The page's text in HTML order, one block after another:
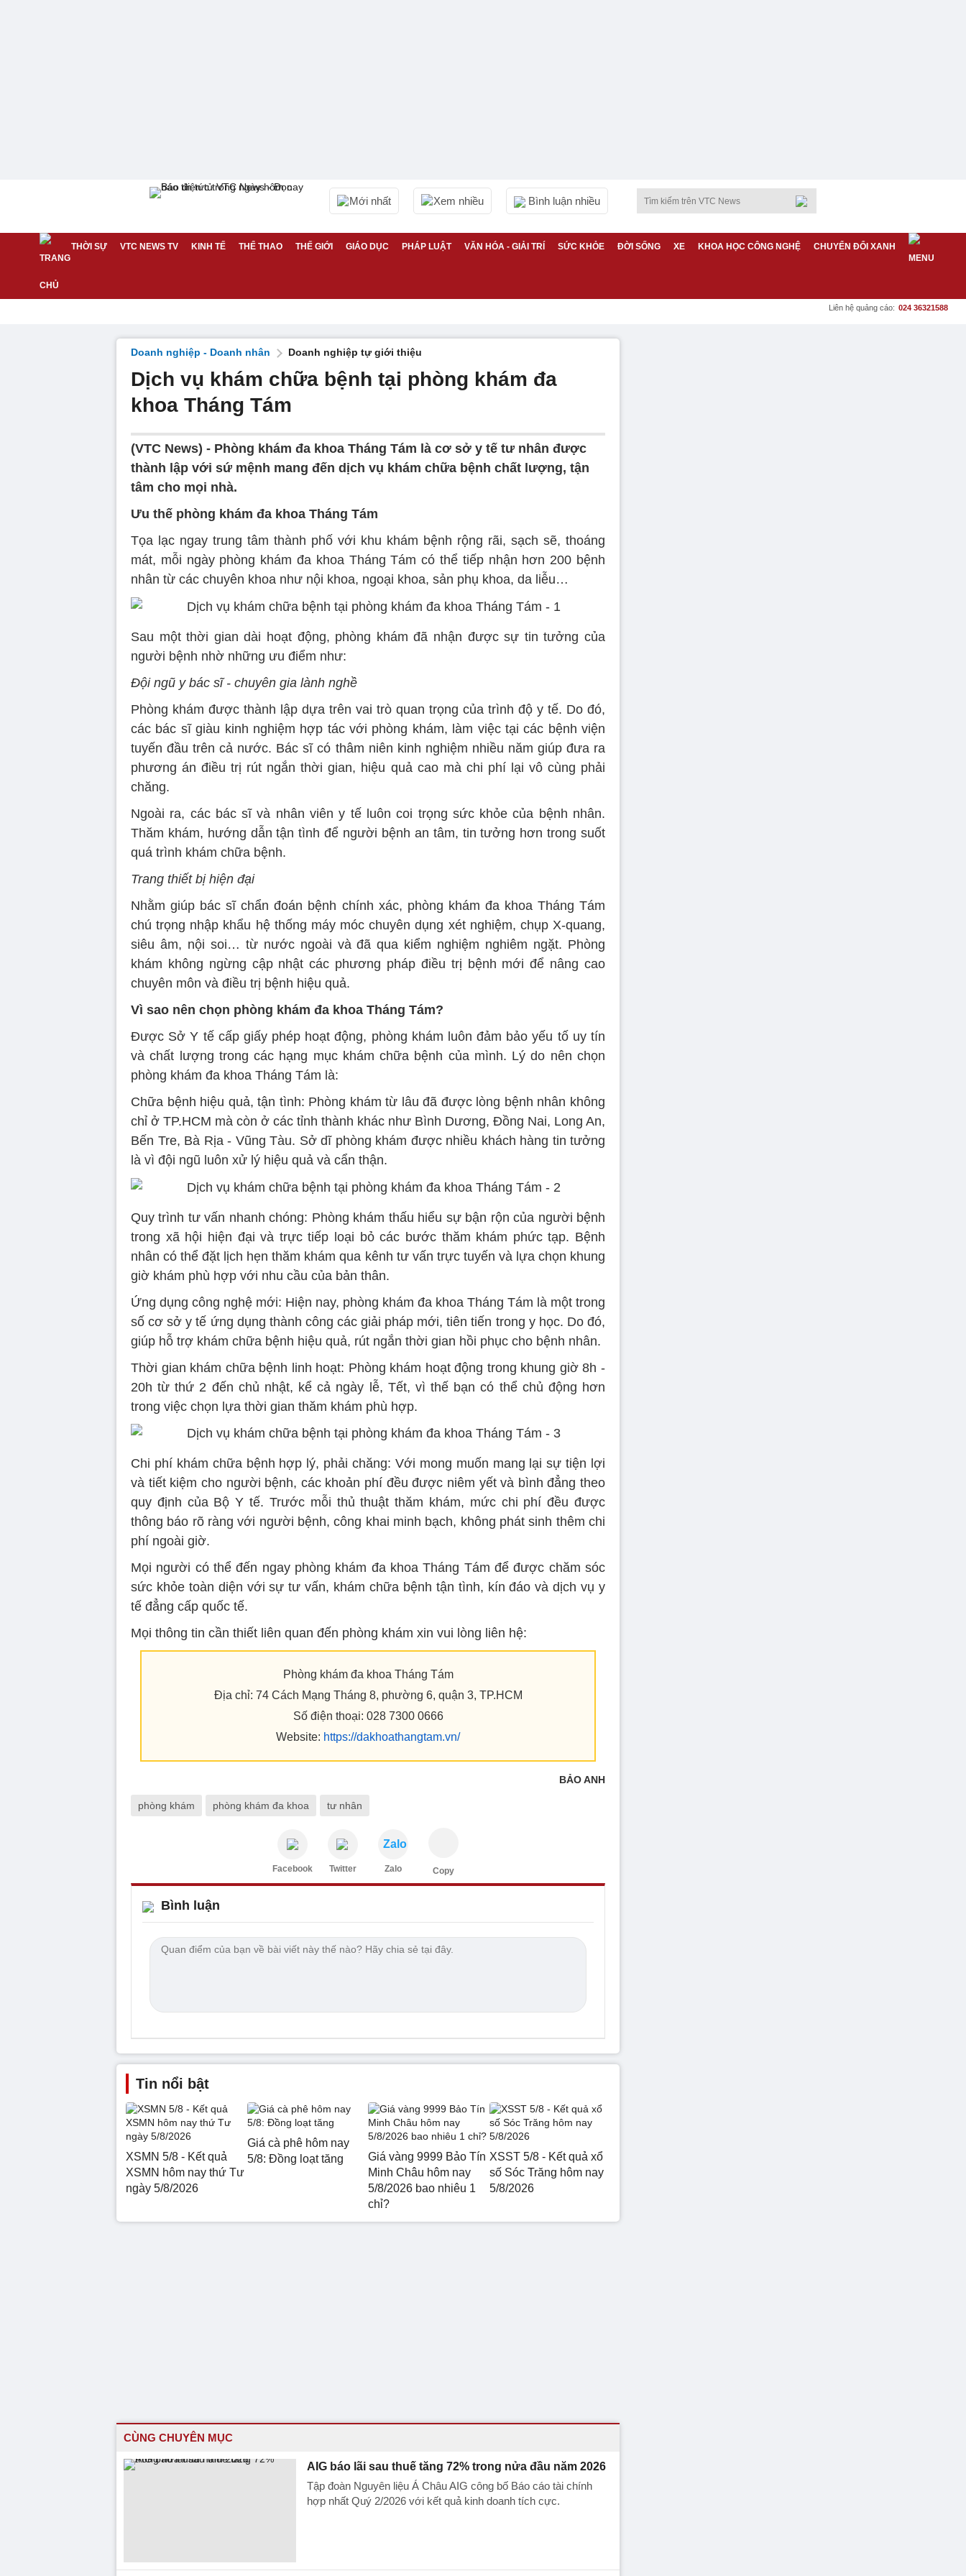
Mới nhất Xem nhiều Bình luận nhiều
THỜI SỰ VTC NEWS TV KINH TẾ THỂ THAO THẾ GIỚI GIÁO DỤC PHÁP LUẬT VĂN HÓA - GIẢI TRÍ SỨC KHỎE ĐỜI SỐNG XE KHOA HỌC CÔNG NGHỆ CHUYỂN ĐỔI XANH
Liên hệ quảng cáo: 024 36321588
Doanh nghiệp - Doanh nhân Doanh nghiệp tự giới thiệu
Dịch vụ khám chữa bệnh tại phòng khám đa
khoa Tháng Tám
(VTC News) - Phòng khám đa khoa Tháng Tám là cơ sở y tế tư nhân được
thành lập với sứ mệnh mang đến dịch vụ khám chữa bệnh chất lượng, tận
tâm cho mọi nhà.
Ưu thế phòng khám đa khoa Tháng Tám
Tọa lạc ngay trung tâm thành phố với khu khám bệnh rộng rãi, sạch sẽ, thoáng
mát, mỗi ngày phòng khám đa khoa Tháng Tám có thể tiếp nhận hơn 200 bệnh
nhân từ các chuyên khoa như nội khoa, ngoại khoa, sản phụ khoa, da liễu…
Sau một thời gian dài hoạt động, phòng khám đã nhận được sự tin tưởng của
người bệnh nhờ những ưu điểm như:
Đội ngũ y bác sĩ - chuyên gia lành nghề
Phòng khám được thành lập dựa trên vai trò quan trọng của trình độ y tế. Do đó,
các bác sĩ giàu kinh nghiệm hợp tác với phòng khám, làm việc tại các bệnh viện
tuyến đầu trên cả nước. Bác sĩ có thâm niên kinh nghiệm nhiều năm giúp đưa ra
phương án điều trị rút ngắn thời gian, hiệu quả cao mà chi phí lại vô cùng phải
chăng.
Ngoài ra, các bác sĩ và nhân viên y tế luôn coi trọng sức khỏe của bệnh nhân.
Thăm khám, hướng dẫn tận tình để người bệnh an tâm, tin tưởng hơn trong suốt
quá trình khám chữa bệnh.
Trang thiết bị hiện đại
Nhằm giúp bác sĩ chẩn đoán bệnh chính xác, phòng khám đa khoa Tháng Tám
chú trọng nhập khẩu hệ thống máy móc chuyên dụng xét nghiệm, chụp X-quang,
siêu âm, nội soi… từ nước ngoài và đã qua kiểm nghiệm nghiêm ngặt. Phòng
khám không ngừng cập nhật các phương pháp điều trị bệnh mới để nâng cao
chuyên môn và điều trị bệnh hiệu quả.
Vì sao nên chọn phòng khám đa khoa Tháng Tám?
Được Sở Y tế cấp giấy phép hoạt động, phòng khám luôn đảm bảo yếu tố uy tín
và chất lượng trong các hạng mục khám chữa bệnh của mình. Lý do nên chọn
phòng khám đa khoa Tháng Tám là:
Chữa bệnh hiệu quả, tận tình: Phòng khám từ lâu đã được lòng bệnh nhân không
chỉ ở TP.HCM mà còn ở các tỉnh thành khác như Bình Dương, Đồng Nai, Long An,
Bến Tre, Bà Rịa - Vũng Tàu. Sở dĩ phòng khám được nhiều khách hàng tin tưởng
là vì đội ngũ luôn xử lý hiệu quả và cẩn thận.
Quy trình tư vấn nhanh chóng: Phòng khám thấu hiểu sự bận rộn của người bệnh
trong xã hội hiện đại và trực tiếp loại bỏ các bước thăm khám phức tạp. Bệnh
nhân có thể đặt lịch hẹn thăm khám qua kênh tư vấn trực tuyến và lựa chọn khung
giờ khám phù hợp với nhu cầu của bản thân.
Ứng dụng công nghệ mới: Hiện nay, phòng khám đa khoa Tháng Tám là một trong
số cơ sở y tế ứng dụng thành công các giải pháp mới, tiên tiến trong y học. Do đó,
giúp hỗ trợ khám chữa bệnh hiệu quả, rút ​​ngắn thời gian hồi phục cho bệnh nhân.
Thời gian khám chữa bệnh linh hoạt: Phòng khám hoạt động trong khung giờ 8h -
20h từ thứ 2 đến chủ nhật, kể cả ngày lễ, Tết, vì thế bạn có thể chủ động hơn
trong việc chọn lựa thời gian thăm khám phù hợp.
Chi phí khám chữa bệnh hợp lý, phải chăng: Với mong muốn mang lại sự tiện lợi
và tiết kiệm cho người bệnh, các khoản phí đều được niêm yết và bình đẳng theo
quy định của Bộ Y tế. Trước mỗi thủ thuật thăm khám, mức chi phí đều được
thông báo rõ ràng với người bệnh, công khai minh bạch, không phát sinh thêm chi
phí ngoài giờ.
Mọi người có thể đến ngay phòng khám đa khoa Tháng Tám để được chăm sóc
sức khỏe toàn diện với sự tư vấn, khám chữa bệnh tận tình, kín đáo và dịch vụ y
tế đẳng cấp quốc tế.
Mọi thông tin cần thiết liên quan đến phòng khám xin vui lòng liên hệ:
Phòng khám đa khoa Tháng Tám
Địa chỉ: 74 Cách Mạng Tháng 8, phường 6, quận 3, TP.HCM
Số điện thoại: 028 7300 0666
Website: https://dakhoathangtam.vn/
BẢO ANH
phòng khám phòng khám đa khoa tư nhân
Facebook Twitter
Zalo
Zalo Copy
Bình luận
Tin nổi bật
XSMN 5/8 - Kết quả
XSMN hôm nay thứ Tư
ngày 5/8/2026
Giá cà phê hôm nay
5/8: Đồng loạt tăng
Giá vàng 9999 Bảo Tín
Minh Châu hôm nay
5/8/2026 bao nhiêu 1
chỉ?
XSST 5/8 - Kết quả xổ
số Sóc Trăng hôm nay
5/8/2026
CÙNG CHUYÊN MỤC
AIG báo lãi sau thuế tăng 72% trong nửa đầu năm 2026
Tập đoàn Nguyên liệu Á Châu AIG công bố Báo cáo tài chính
hợp nhất Quý 2/2026 với kết quả kinh doanh tích cực.